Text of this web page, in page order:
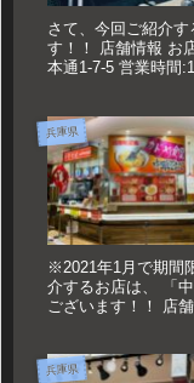
さて、今回ご紹介
す！！ 店舗情報 お
本通1-7-5 営業時間
兵庫県
※2021年1月で期間
介するお店は、 「
ございます！！ 店
兵庫県